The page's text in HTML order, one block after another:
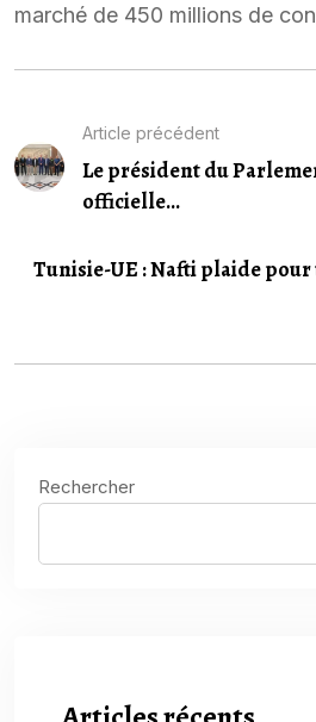
marché de 450 millions de
Article précédent
Le président du
officielle...
Tunisie-UE : Nafti plaide
Rechercher